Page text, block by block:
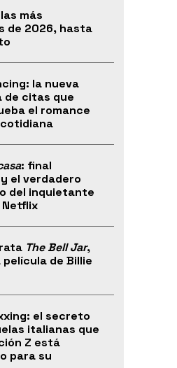
más
de 2026, hasta
la nueva
de citas que
el romance
: final
el verdadero
del inquietante
The Bell Jar,
de Billie
el secreto
italianas que
Z está
para su